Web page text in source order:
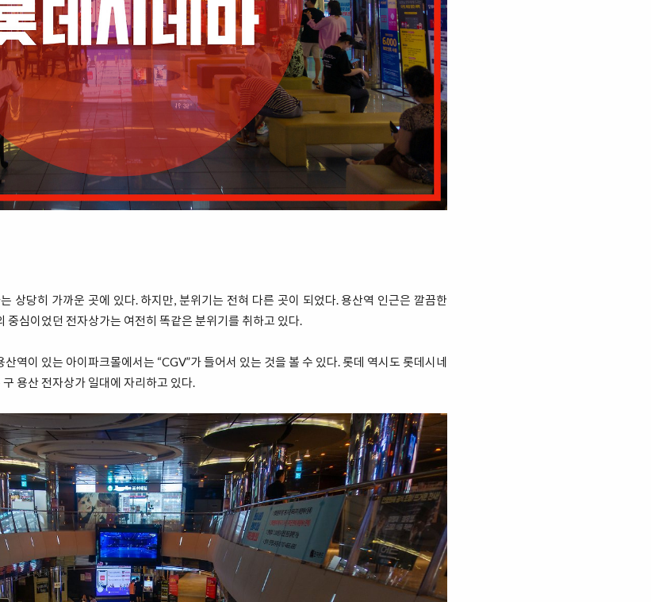
상당히 가까운 곳에 있다. 하지만, 분위기는 전혀 다른 곳이 되었다. 용산역 인근은 깔끔한
중심이었던 전자상가는 여전히 똑같은 분위기를 취하고 있다.
역이 있는 아이파크몰에서는 “CGV”가 들어서 있는 것을 볼 수 있다. 롯데 역시도 롯데시네
용산 전자상가 일대에 자리하고 있다.